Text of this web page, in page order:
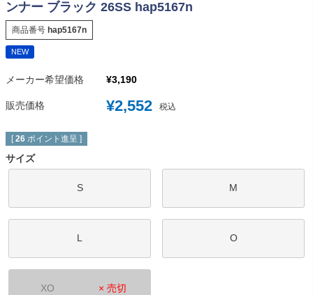
ンナー ブラック 26SS hap5167n
商品番号 hap5167n
NEW
メーカー希望価格 ¥3,190
販売価格 ¥2,552 税込
[ 26 ポイント進呈 ]
サイズ
S M
L O
XO × 売切